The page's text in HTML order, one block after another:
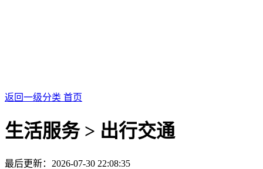
返回一级分类 首页
生活服务 > 出行交通
最后更新：2026-07-30 22:08:35